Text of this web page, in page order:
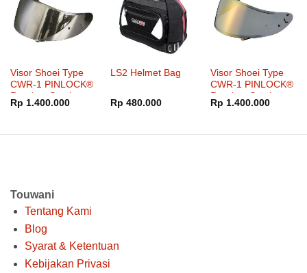
Visor Shoei Type
CWR-1 PINLOCK®
Ready – Smoke
Mirror Silver
Rp 1.400.000
LS2 Helmet Bag
Rp 480.000
Visor Shoei Type
CWR-1 PINLOCK®
Ready – Smoke
Mirror Gold
Rp 1.400.000
Touwani
Tentang Kami
Blog
Syarat & Ketentuan
Kebijakan Privasi